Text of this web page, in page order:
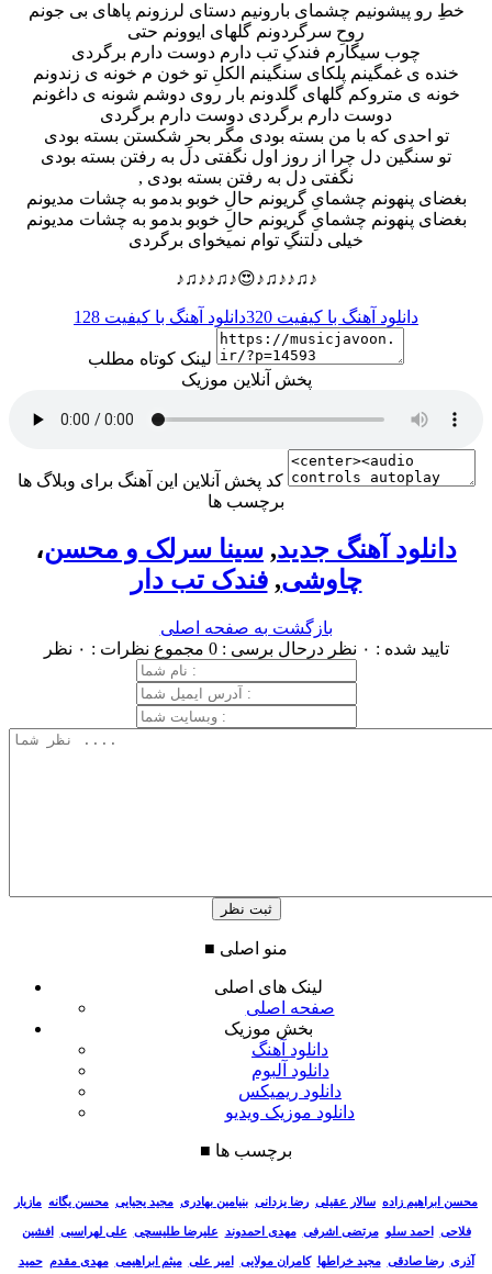
خطِ رو پیشونیم چشمای بارونیم دستای لرزونم پاهای بی جونم
روحِ سرگردونم گلهای ایوونم حتی
چوب سیگارم فندکِ تب دارم دوست دارم برگردی
خنده ی غمگینم پلکای سنگینم الکلِ تو خون م خونه ی زندونم
خونه ی متروکم گلهای گلدونم بار روی دوشم شونه ی داغونم
دوست دارم برگردی دوست دارم برگردی
تو احدی که با من بسته بودی مگر بحرِ شکستن بسته بودی
تو سنگین دل چرا از روز اول نگفتی دل به رفتن بسته بودی
, نگفتی دل به رفتن بسته بودی
بغضای پنهونم چشمایِ گریونم حالِ خوبو بدمو به چشات مدیونم
بغضای پنهونم چشمایِ گریونم حالِ خوبو بدمو به چشات مدیونم
خیلی دلتنگِ توام نمیخوای برگردی
♪♫♪♪♫♪😍♪♫♪♪♫♪
دانلود آهنگ با کیفیت 320 دانلود آهنگ با کیفیت 128
لینک کوتاه مطلب
پخش آنلاین موزیک
کد پخش آنلاین این آهنگ برای وبلاگ ها
برچسب ها
، دانلود آهنگ جدید, سینا سرلک و محسن
چاوشی,فندک تب دار
بازگشت به صفحه اصلی
تایید شده : ۰ نظر
درحال برسی : 0 مجموع نظرات : ۰ نظر
■ منو اصلی
لینک های اصلی
صفحه اصلی
بخش موزیک
دانلود آهنگ
دانلود آلبوم
دانلود ریمیکس
دانلود موزیک ویدیو
■ برچسب ها
محسن ابراهیم زاده سالار عقیلی رضا یزدانی بنیامین بهادری مجید یحیایی محسن یگانه مازیار
فلاحی احمد سلو مرتضی اشرفی مهدی احمدوند علیرضا طلیسچی علی لهراسبی افشین
آذری رضا صادقی مجید خراطها کامران مولایی امیر علی میثم ابراهیمی مهدی مقدم حمید